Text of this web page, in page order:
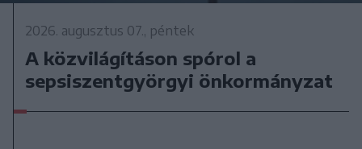
2026. augusztus 07., péntek
A közvilágításon spórol a
sepsiszentgyörgyi önkormányzat